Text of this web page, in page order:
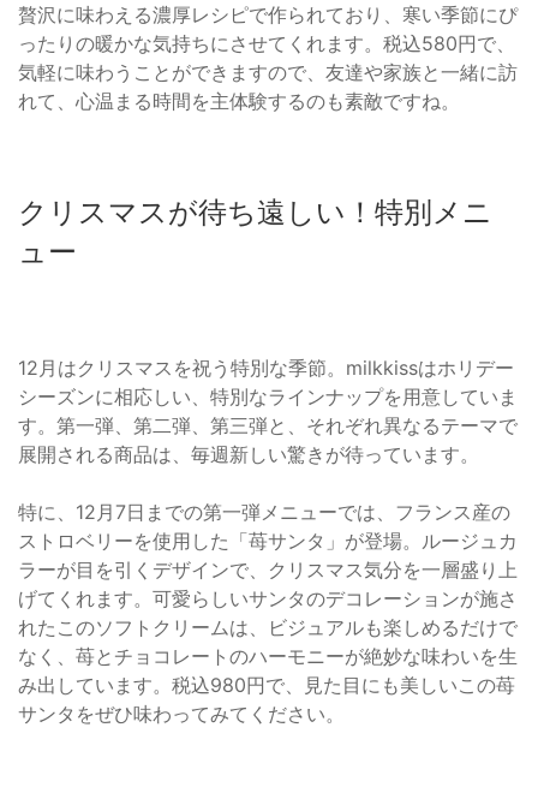
贅沢に味わえる濃厚レシピで作られており、寒い季節にぴ
ったりの暖かな気持ちにさせてくれます。税込580円で、
気軽に味わうことができますので、友達や家族と一緒に訪
れて、心温まる時間を主体験するのも素敵ですね。
クリスマスが待ち遠しい！特別メニ
ュー
12月はクリスマスを祝う特別な季節。milkkissはホリデー
シーズンに相応しい、特別なラインナップを用意していま
す。第一弾、第二弾、第三弾と、それぞれ異なるテーマで
展開される商品は、毎週新しい驚きが待っています。
特に、12月7日までの第一弾メニューでは、フランス産の
ストロベリーを使用した「苺サンタ」が登場。ルージュカ
ラーが目を引くデザインで、クリスマス気分を一層盛り上
げてくれます。可愛らしいサンタのデコレーションが施さ
れたこのソフトクリームは、ビジュアルも楽しめるだけで
なく、苺とチョコレートのハーモニーが絶妙な味わいを生
み出しています。税込980円で、見た目にも美しいこの苺
サンタをぜひ味わってみてください。